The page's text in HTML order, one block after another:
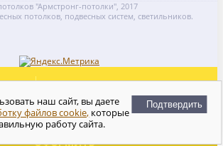
"Армстронг-потолки", 2017
потолков, подвесных систем, светильников.
0 руб.
ОФОРМИТЬ
наш сайт, вы даете
файлов cookie, которые
работу сайта.
Подтвердить